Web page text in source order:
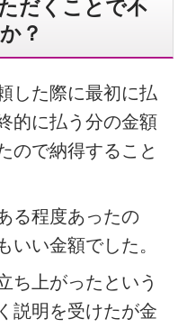
だくことで不
？
した際に最初に払
的に払う分の金額
ので納得すること
る程度あったの
いい金額でした。
ち上がったという
説明を受けたが金